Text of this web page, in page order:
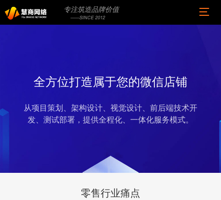
专注筑造品牌价值
——SINCE 2012
全方位打造属于您的微信店铺
从项目策划、架构设计、视觉设计、前后端技术开
发、测试部署，提供全程化、一体化服务模式。
零售行业痛点